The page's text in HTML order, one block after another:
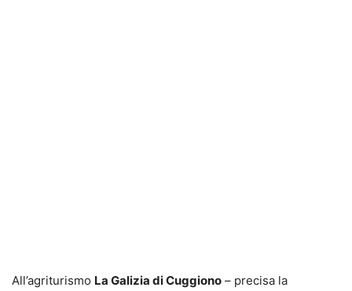
All’agriturismo La Galizia di Cuggiono – precisa la